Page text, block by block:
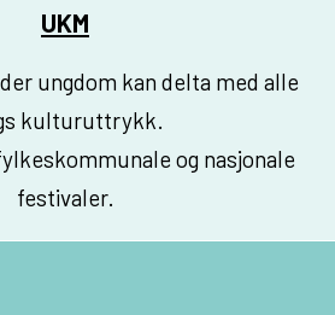
UKM
ungdom kan delta med alle
kulturuttrykk.
og nasjonale
festivaler.